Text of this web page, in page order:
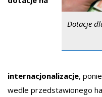
Dotacje
internacjonalizacje,
wedle przedstawionego